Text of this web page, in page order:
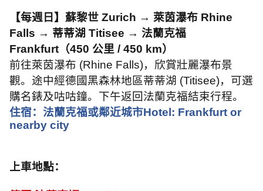
【每週日】蘇黎世 Zurich → 萊茵瀑布 Rhine
Falls → 蒂蒂湖 Titisee → 法蘭克福
Frankfurt （450 公里 / 450 km）
前往萊茵瀑布 (Rhine Falls)，欣賞壯麗瀑布景
觀。途中經德國黑森林地區蒂蒂湖 (Titisee)，可選
購名錶及咕咕鐘。下午返回法蘭克福結束行程。
住宿：法蘭克福或鄰近城市Hotel: Frankfurt or
nearby city
上車地點：